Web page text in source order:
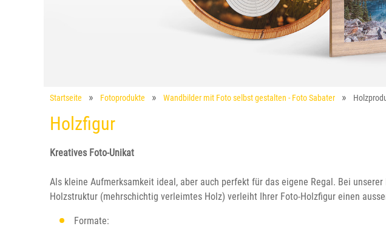
Startseite Fotoprodukte Wandbilder mit Foto selbst gestalten - Foto Sabater
Holzfigur
Kreatives Foto-Unikat
Als kleine Aufmerksamkeit ideal, aber auch perfekt für das eigene Regal. Bei
Holzstruktur (mehrschichtig verleimtes Holz) verleiht Ihrer Foto-Holzfigur einen
Formate: